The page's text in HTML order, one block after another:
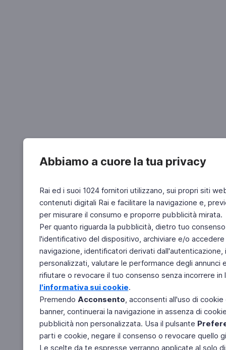
Abbiamo a cuore la tua privacy
Rai ed i suoi 1024 fornitori utilizzano, sui propri siti
contenuti digitali Rai e facilitare la navigazione e,
per misurare il consumo e proporre pubblicità mirata.
Per quanto riguarda la pubblicità, dietro tuo
l'identificativo del dispositivo, archiviare e/o
navigazione, identificatori derivati
personalizzati, valutare le performance degli
rifiutare o revocare il tuo consenso senza incorrere
l'informativa sui cookie.
Premendo Acconsento, acconsenti all'uso di
banner, continuerai la navigazione in assenza di
pubblicità non personalizzata. Usa il pulsante
parti e cookie, negare il consenso o revocare quello
Le scelte da te espresse verranno applicate al solo